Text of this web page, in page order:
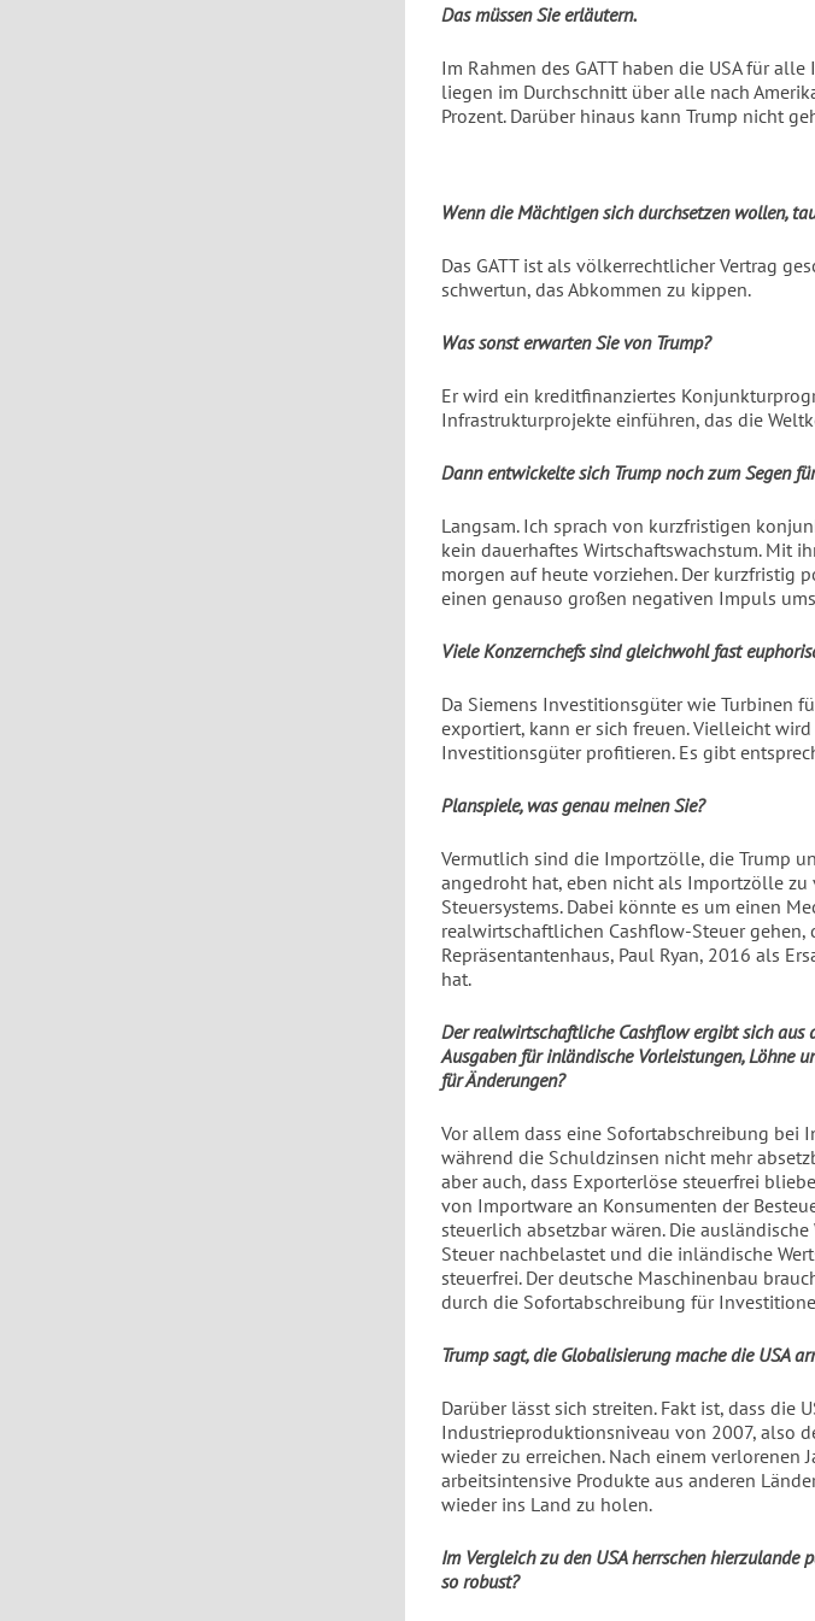
Das müssen Sie erläutern.
Im Rahmen des GATT haben die USA für
liegen im Durchschnitt über alle nach
Prozent. Darüber hinaus kann Trump nicht
Wenn die Mächtigen sich durchsetzen wollen,
Das GATT ist als völkerrechtlicher Vertrag
schwertun, das Abkommen zu kippen.
Was sonst erwarten Sie von Trump?
Er wird ein kreditfinanziertes
Infrastrukturprojekte einführen, das die
Dann entwickelte sich Trump noch zum Segen
Langsam. Ich sprach von kurzfristigen
kein dauerhaftes Wirtschaftswachstum. Mit
morgen auf heute vorziehen. Der kurzfristig
einen genauso großen negativen Impuls
Viele Konzernchefs sind gleichwohl fast
Da Siemens Investitionsgüter wie Turbinen
exportiert, kann er sich freuen. Vielleicht
Investitionsgüter profitieren. Es gibt
Planspiele, was genau meinen Sie?
Vermutlich sind die Importzölle, die Trump
angedroht hat, eben nicht als Importzölle zu
Steuersystems. Dabei könnte es um einen
realwirtschaftlichen Cashflow-Steuer gehen,
Repräsentantenhaus, Paul Ryan, 2016 als
hat.
Der realwirtschaftliche Cashflow ergibt sich aus
Ausgaben für inländische Vorleistungen, Löhne
für Änderungen?
Vor allem dass eine Sofortabschreibung
während die Schuldzinsen nicht mehr
aber auch, dass Exporterlöse steuerfrei
von Importware an Konsumenten der
steuerlich absetzbar wären. Die
Steuer nachbelastet und die inländische
steuerfrei. Der deutsche Maschinenbau
durch die Sofortabschreibung für
Trump sagt, die Globalisierung mache die USA
Darüber lässt sich streiten. Fakt ist, dass die
Industrieproduktionsniveau von 2007, also
wieder zu erreichen. Nach einem verlorenen
arbeitsintensive Produkte aus anderen
wieder ins Land zu holen.
Im Vergleich zu den USA herrschen hierzulande
so robust?